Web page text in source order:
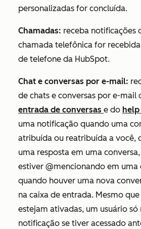
personalizadas for concluída.
Chamadas: receba notificações
chamada telefônica for
de telefone da HubSpot.
Chat e conversas por e-mail:
de chats e conversas por e-mail
entrada de conversas e do
uma notificação quando uma
atribuída ou reatribuída a você,
uma resposta em uma
estiver @mencionando em uma
quando houver uma nova
na caixa de entrada. Mesmo
estejam ativadas, um usuário só
notificação se tiver acessado